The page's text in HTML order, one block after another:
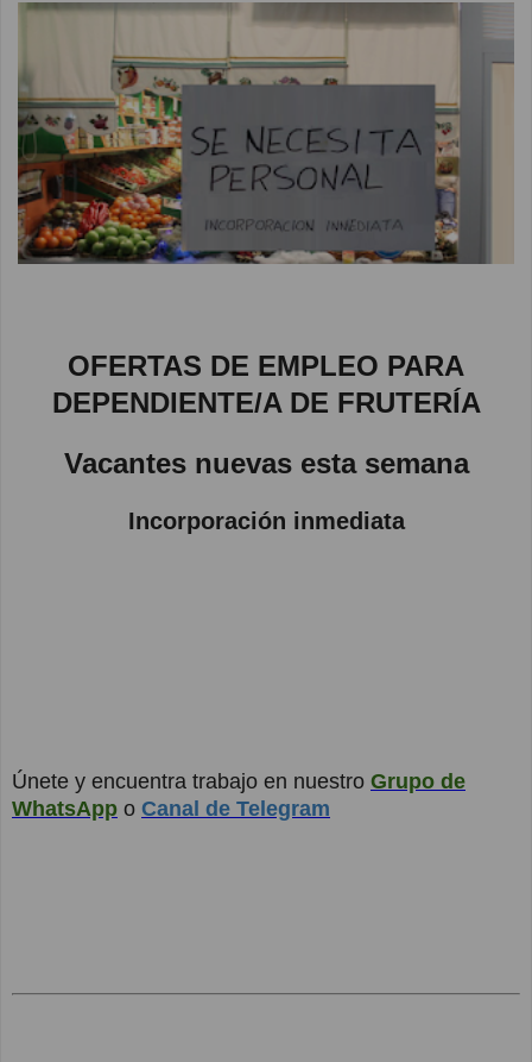
OFERTAS DE EMPLEO PARA
DEPENDIENTE/A DE FRUTERÍA
Vacantes nuevas esta semana
Incorporación inmediata
Únete y encuentra trabajo en nuestro Grupo de
WhatsApp o Canal de Telegram